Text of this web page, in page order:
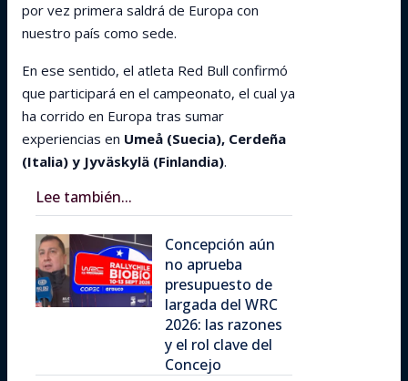
por vez primera saldrá de Europa con
nuestro país como sede.
En ese sentido, el atleta Red Bull confirmó
que participará en el campeonato, el cual ya
ha corrido en Europa tras sumar
experiencias en Umeå (Suecia), Cerdeña
(Italia) y Jyväskylä (Finlandia).
Lee también...
Concepción aún
no aprueba
presupuesto de
largada del WRC
2026: las razones
y el rol clave del
Concejo